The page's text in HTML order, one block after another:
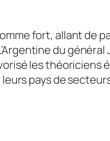
fort, allant de
du général
les théoriciens
pays de